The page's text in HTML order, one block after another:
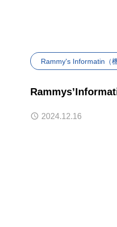
Rammy's Informatin（
2024.12.16